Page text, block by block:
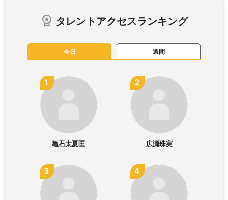
タレントアクセスランキング
今日 週間
亀石太夏匡 広瀬珠実